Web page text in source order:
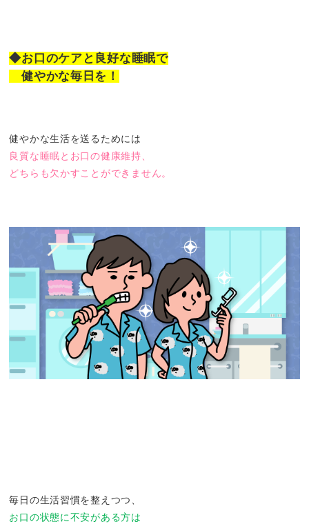
◆お口のケアと良好な睡眠で
健やかな毎日を！
健やかな生活を送るためには
良質な睡眠とお口の健康維持、
どちらも欠かすことができません。
毎日の生活習慣を整えつつ、
お口の状態に不安がある方は